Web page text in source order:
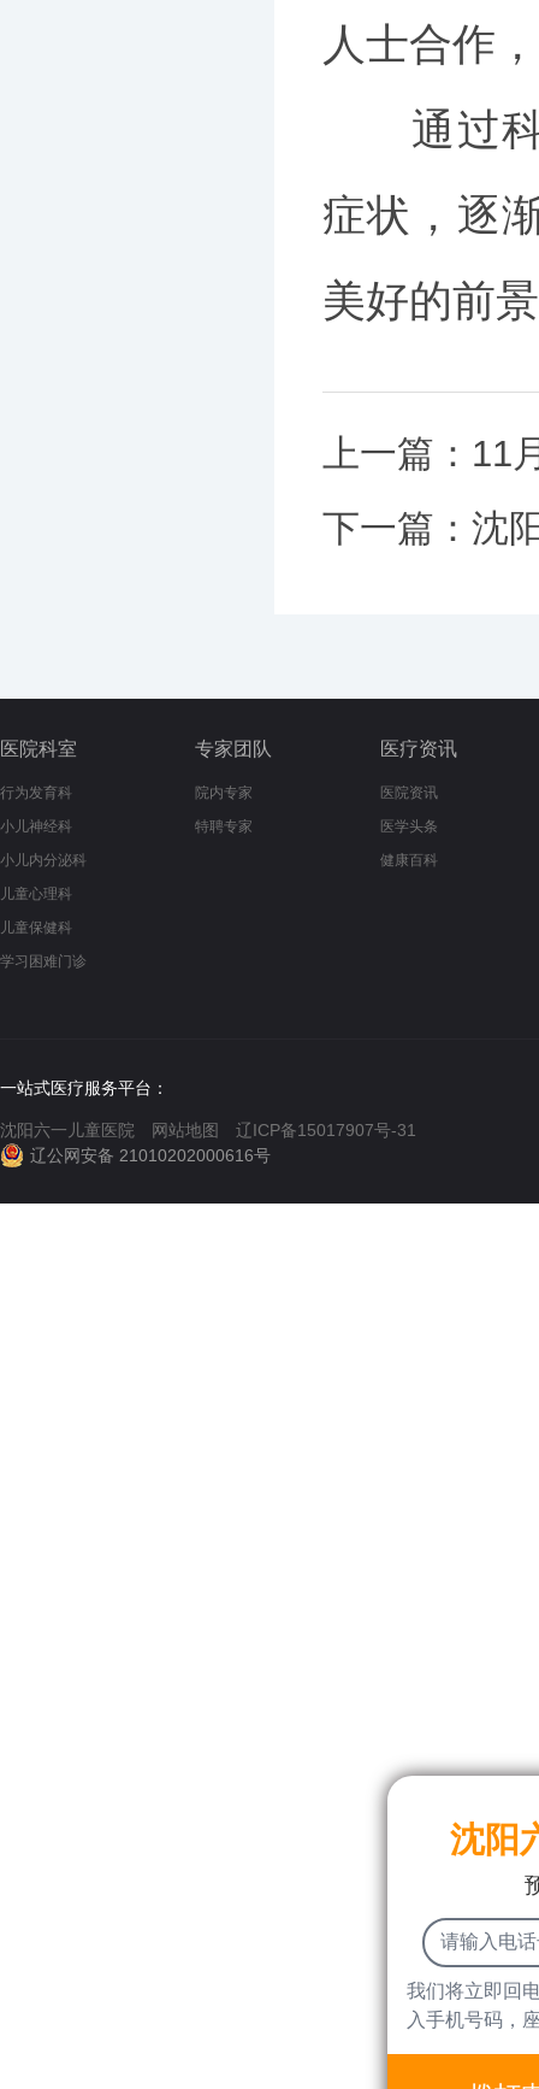
人士合作
通过科
症状，逐
美好的前
上一篇： 11
下一篇： 沈
医院科室
行为发育科
小儿神经科
小儿内分泌科
儿童心理科
儿童保健科
学习困难门诊
专家团队
院内专家
特聘专家
医疗资讯
医院资讯
医学头条
健康百科
一站式医疗服务平台：
沈阳六一儿童医院 网站地图
辽ICP备15017907号-31
辽公网安备 21010202000616号
沈阳
我们将立即回
入手机号码，